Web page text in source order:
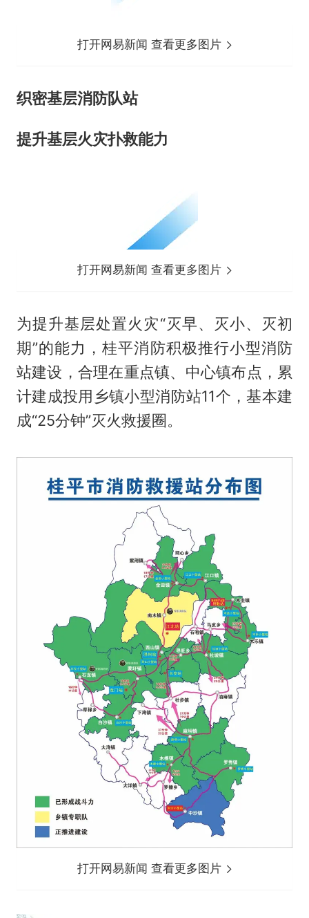
打开网易新闻 查看更多图片
织密基层消防队站
提升基层火灾扑救能力
打开网易新闻 查看更多图片
为提升基层处置火灾“灭早、灭小、灭初
期”的能力，桂平消防积极推行小型消防
站建设，合理在重点镇、中心镇布点，累
计建成投用乡镇小型消防站11个，基本建
成“25分钟”灭火救援圈。
打开网易新闻 查看更多图片